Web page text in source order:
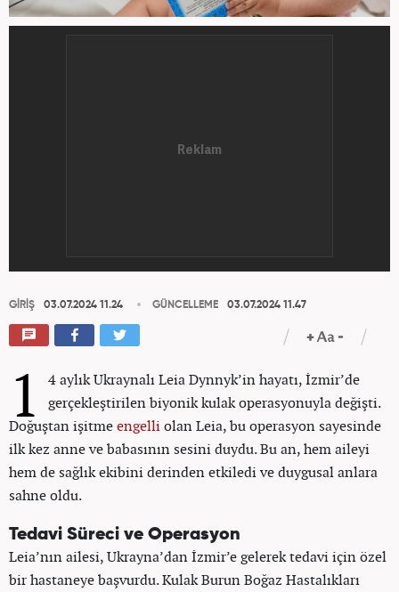
GİRİŞ 03.07.2024 11.24 GÜNCELLEME 03.07.2024 11.47
1
4 aylık Ukraynalı Leia Dynnyk’in hayatı, İzmir’de
gerçekleştirilen biyonik kulak operasyonuyla değişti.
Doğuştan işitmeengelliolan Leia, bu operasyon sayesinde
ilk kez anne ve babasının sesini duydu. Bu an, hem aileyi
hem de sağlık ekibini derinden etkiledi ve duygusal anlara
sahne oldu.
Tedavi Süreci ve Operasyon
Leia’nın ailesi, Ukrayna’dan İzmir’e gelerek tedavi için özel
bir hastaneye başvurdu. Kulak Burun Boğaz Hastalıkları